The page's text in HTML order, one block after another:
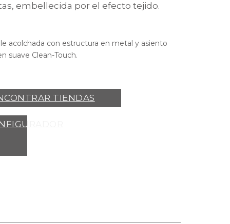
embellecida por el efecto tejido.
acolchada con estructura en metal y asiento
suave Clean-Touch.
TIENDAS